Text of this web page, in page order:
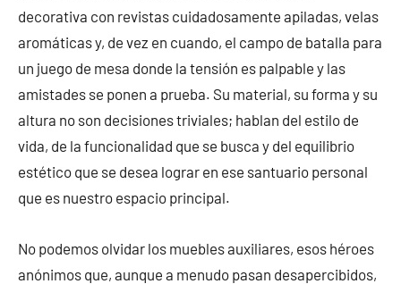
decorativa con revistas cuidadosamente apiladas, velas
aromáticas y, de vez en cuando, el campo de batalla para
un juego de mesa donde la tensión es palpable y las
amistades se ponen a prueba. Su material, su forma y su
altura no son decisiones triviales; hablan del estilo de
vida, de la funcionalidad que se busca y del equilibrio
estético que se desea lograr en ese santuario personal
que es nuestro espacio principal.
No podemos olvidar los muebles auxiliares, esos héroes
anónimos que, aunque a menudo pasan desapercibidos,